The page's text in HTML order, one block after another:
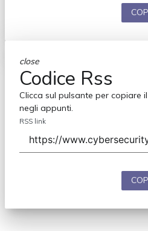
close
Codice Rss
Clicca sul pulsante per copiare il
negli appunti.
RSS link